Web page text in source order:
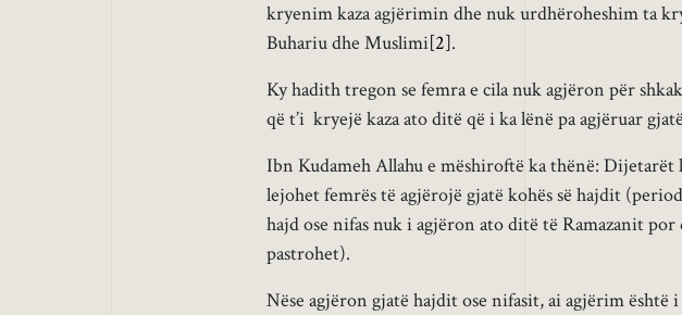
kryenim kaza agjërimin dhe nuk urdhëroheshim ta
Buhariu dhe Muslimi[2].
Ky hadith tregon se femra e cila nuk agjëron për
që t’i kryejë kaza ato ditë që i ka lënë pa agjëruar
Ibn Kudameh Allahu e mëshiroftë ka thënë:
lejohet femrës të agjërojë gjatë kohës së hajdit
hajd ose nifas nuk i agjëron ato ditë të Ramazanit
pastrohet).
Nëse agjëron gjatë hajdit ose nifasit, ai agjërim